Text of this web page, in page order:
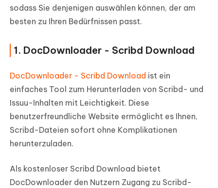
sodass Sie denjenigen auswählen können, der am
besten zu Ihren Bedürfnissen passt.
1. DocDownloader - Scribd Download
DocDownloader - Scribd Download ist ein
einfaches Tool zum Herunterladen von Scribd- und
Issuu-Inhalten mit Leichtigkeit. Diese
benutzerfreundliche Website ermöglicht es Ihnen,
Scribd-Dateien sofort ohne Komplikationen
herunterzuladen.
Als kostenloser Scribd Download bietet
DocDownloader den Nutzern Zugang zu Scribd-